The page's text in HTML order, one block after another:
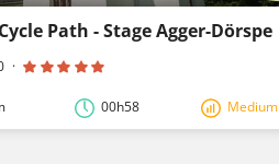
Path - Stage Agger-Dörspe
·
00h58 Medium